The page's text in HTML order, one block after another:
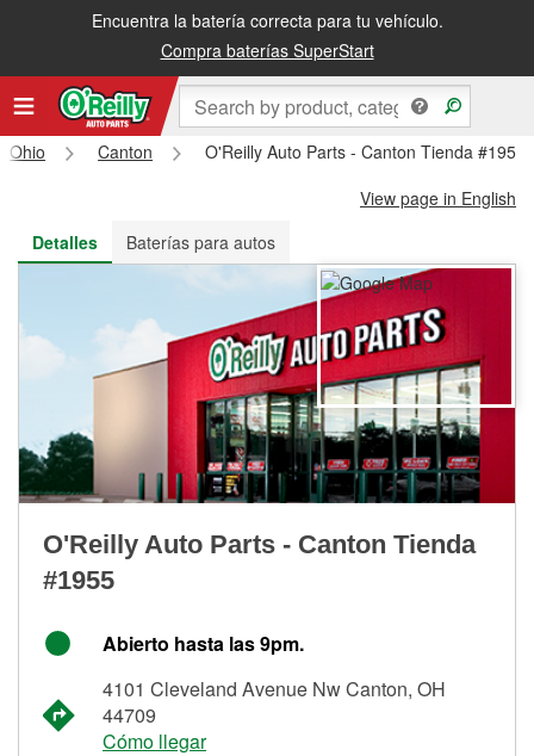
Encuentra la batería correcta para tu vehículo.
Compra baterías SuperStart
Recibe tu orden gratis al día siguiente o recógela en la tienda
Ohio Canton
O'Reilly Auto Parts - Canton Tienda #1955
View page in English
Detalles
Baterías para autos
O'Reilly Auto Parts - Canton Tienda
#1955
Abierto hasta las 9pm.
4101 Cleveland Avenue Nw Canton, OH
44709
Cómo llegar